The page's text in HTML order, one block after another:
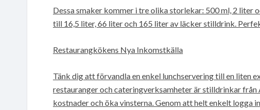
Dessa smaker kommer i tre olika storlekar: 500 ml, 2 liter
till 16,5 liter, 66 liter och 165 liter av läcker stilldrink.
Restaurangkökens Nya Inkomstkälla
Tänk dig att förvandla en enkel lunchservering till en liten
restauranger och cateringverksamheter är stilldrinkar
kostnader och öka vinsterna. Genom att helt enkelt logga